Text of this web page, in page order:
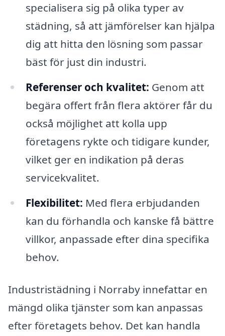
specialisera sig på olika typer av
städning, så att jämförelser kan hjälpa
dig att hitta den lösning som passar
bäst för just din industri.
Referenser och kvalitet: Genom att
begära offert från flera aktörer får du
också möjlighet att kolla upp
företagens rykte och tidigare kunder,
vilket ger en indikation på deras
servicekvalitet.
Flexibilitet: Med flera erbjudanden
kan du förhandla och kanske få bättre
villkor, anpassade efter dina specifika
behov.
Industristädning i Norraby innefattar en
mängd olika tjänster som kan anpassas
efter företagets behov. Det kan handla